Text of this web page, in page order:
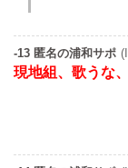
-13 匿名の浦和サポ
現地組、歌うな